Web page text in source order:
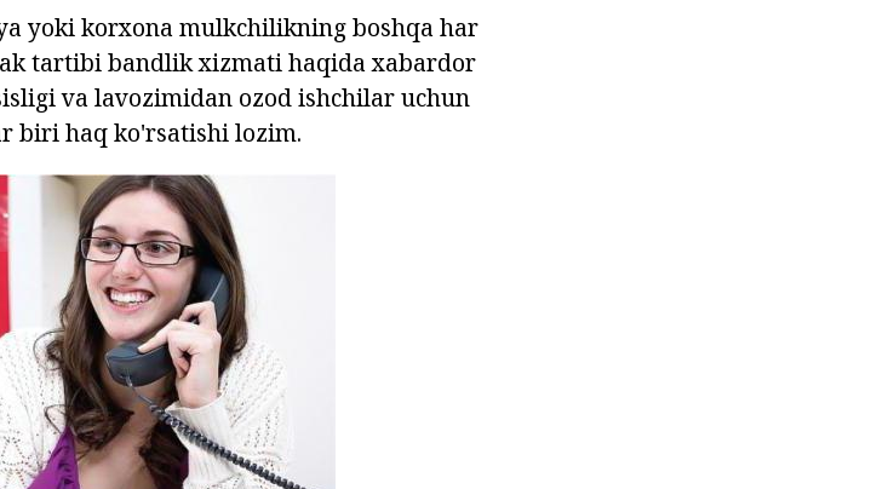
yoki korxona mulkchilikning boshqa har
tartibi bandlik xizmati haqida xabardor
va lavozimidan ozod ishchilar uchun
biri haq ko'rsatishi lozim.